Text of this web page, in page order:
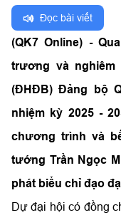
Đọc bài viết
(QK7 Online) -
trương và nghiêm
(ĐHĐB) Đảng bộ
nhiệm kỳ 2025 -
chương trình và
tướng Trần Ngọc
phát biểu chỉ đạo
Dự đại hội có đồng